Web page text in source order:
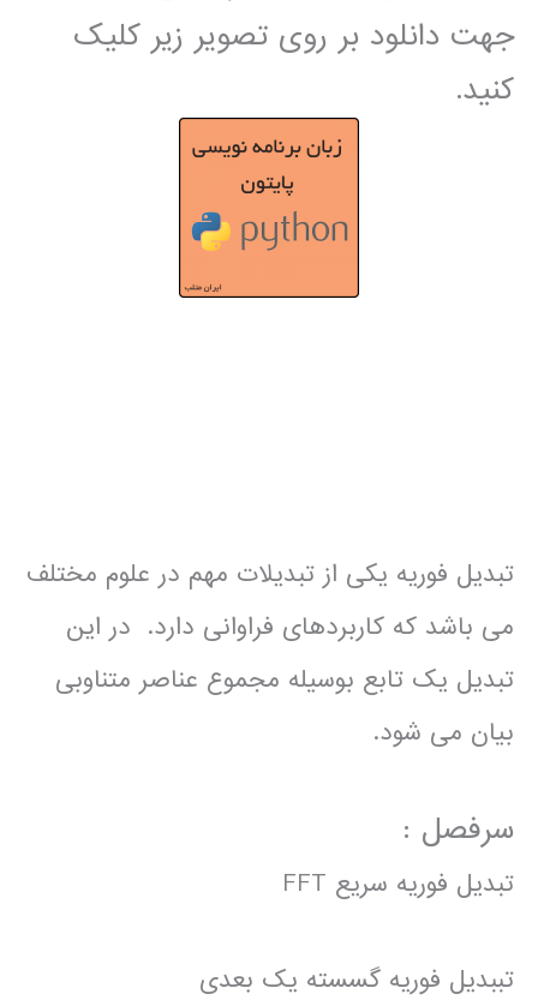
جهت دانلود بر روی تصویر زیر کلیک
کنید.
تبدیل فوریه یکی از تبدیلات مهم در علوم مختلف
می باشد که کاربردهای فراوانی دارد. در این
تبدیل یک تابع بوسیله مجموع عناصر متناوبی
بیان می شود.
سرفصل :
تبدیل فوریه سریع FFT
تببدیل فوریه گسسته یک بعدی